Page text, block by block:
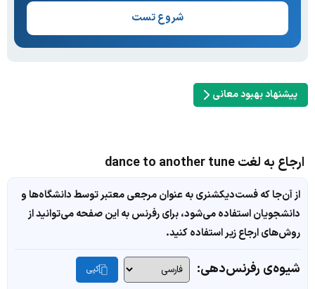
شروع تست
پیشنهاد بهبود معانی
ارجاع به لغت dance to another tune
از آن‌جا که فست‌دیکشنری به عنوان مرجعی معتبر توسط دانشگاه‌ها و
دانشجویان استفاده می‌شود، برای رفرنس به این صفحه می‌توانید از
روش‌های ارجاع زیر استفاده کنید.
شیوه‌ی رفرنس‌دهی: کپی